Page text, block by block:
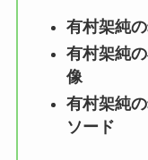
有村架純
有村架純
像
有村架純
ソード